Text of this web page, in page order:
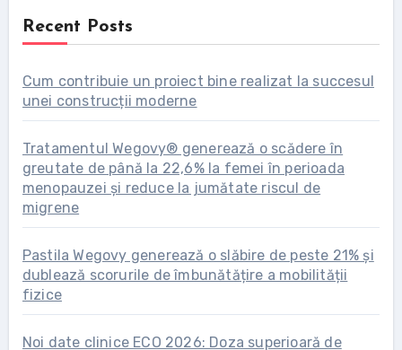
Recent Posts
Cum contribuie un proiect bine realizat la succesul
unei construcții moderne
Tratamentul Wegovy® generează o scădere în
greutate de până la 22,6% la femei în perioada
menopauzei și reduce la jumătate riscul de
migrene
Pastila Wegovy generează o slăbire de peste 21% și
dublează scorurile de îmbunătățire a mobilității
fizice
Noi date clinice ECO 2026: Doza superioară de